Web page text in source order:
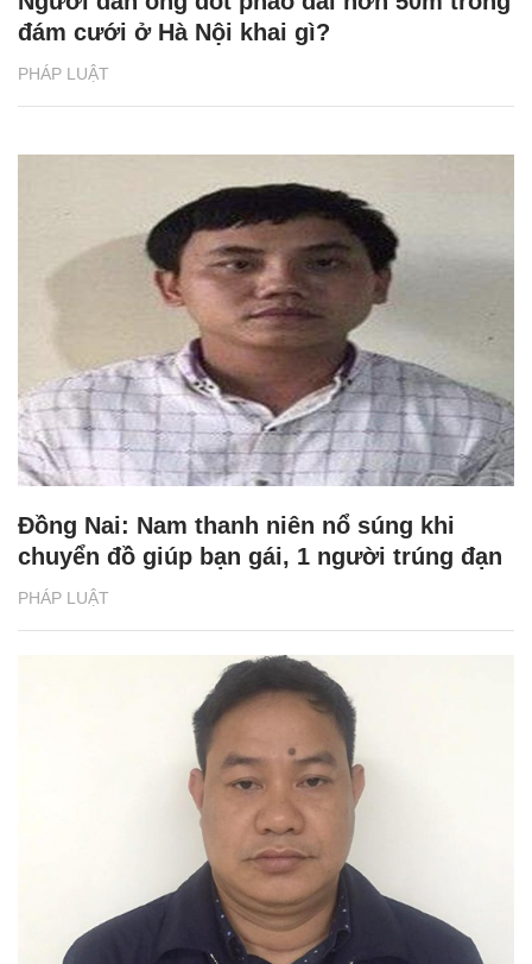
PHÁP LUẬT
đám cưới ở Hà Nội khai gì?
PHÁP LUẬT
Đồng Nai: Nam thanh niên nổ súng khi
chuyển đồ giúp bạn gái, 1 người trúng đạn